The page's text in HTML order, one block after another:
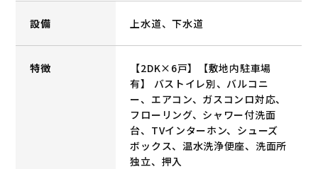
設備 上水道、下水道
特徴
【2DK×6戸】【敷地内駐車場
有】 バストイレ別、バルコニ
ー、エアコン、ガスコンロ対応、
フローリング、シャワー付洗面
台、TVインターホン、シューズ
ボックス、温水洗浄便座、洗面所
独立、押入